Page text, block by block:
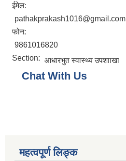
ईमेल:
pathakprakash1016@gmail.com
फोन:
9861016820
Section: आधारभुत स्वास्थ्य उपशाा‍खा
Chat With Us
महत्वपूर्ण लिङ्क